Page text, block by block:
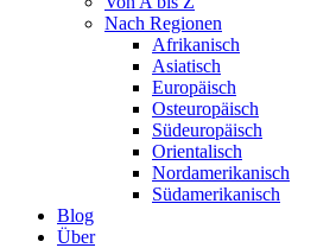
Nach Regionen
Afrikanisch
Asiatisch
Europäisch
Osteuropäisch
Südeuropäisch
Orientalisch
Nordamerikanisch
Südamerikanisch
Blog
Über